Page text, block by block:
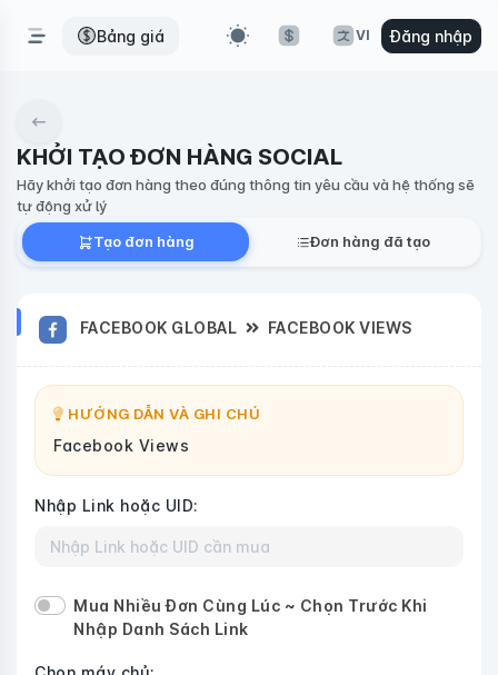
Bảng giá VI Đăng nhập
KHỞI TẠO ĐƠN HÀNG SOCIAL
Hãy khởi tạo đơn hàng theo đúng thông tin yêu cầu và hệ thống sẽ
tự động xử lý
Tạo đơn hàng
Đơn hàng đã tạo
FACEBOOK GLOBAL FACEBOOK VIEWS
HƯỚNG DẪN VÀ GHI CHÚ
Facebook Views
Nhập Link hoặc UID:
Mua Nhiều Đơn Cùng Lúc ~ Chọn Trước Khi
Nhập Danh Sách Link